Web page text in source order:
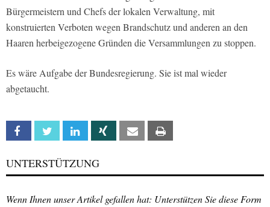
Bürgermeistern und Chefs der lokalen Verwaltung, mit
konstruierten Verboten wegen Brandschutz und anderen an den
Haaren herbeigezogene Gründen die Versammlungen zu stoppen.
Es wäre Aufgabe der Bundesregierung. Sie ist mal wieder
abgetaucht.
Facebook Twitter Linkedin Xing Email
UNTERSTÜTZUNG
Wenn Ihnen unser Artikel gefallen hat: Unterstützen Sie diese Form